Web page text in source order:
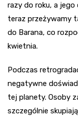
razy do roku, a jego
teraz przeżywamy
do Barana, co
kwietnia.
Podczas
negatywne
tej planety. Osoby
szczególnie